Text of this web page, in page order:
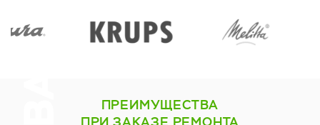
ПРЕИМУЩЕСТВА